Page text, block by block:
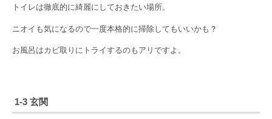
トイレは徹底的に綺麗にしておきたい場所。
ニオイも気になるので一度本格的に掃除してもいいかも？
お風呂はカビ取りにトライするのもアリですよ。
1-3 玄関